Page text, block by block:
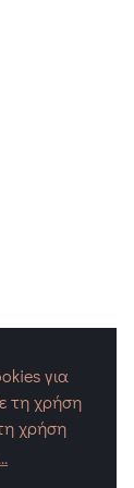
για
τη χρήση
χρήση